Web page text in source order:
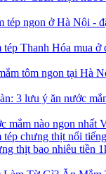
tép ngon ở Hà Nội -
Thanh Hóa mua ở
tôm ngon tại Hà
3 lưu ý ăn nước
nào ngon nhất
chưng thịt nổi
thịt bao nhiêu tiền